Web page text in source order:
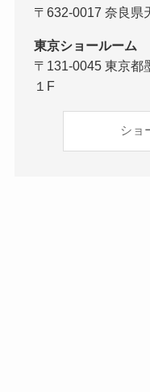
〒632-0017 奈良県
東京ショールーム
〒131-0045 東京都
１F
ショ